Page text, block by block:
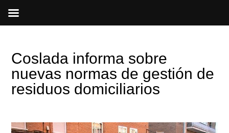
Coslada informa sobre
nuevas normas de gestión de
residuos domiciliarios